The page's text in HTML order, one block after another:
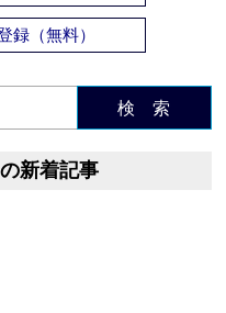
録（無料）
検 索
新着記事